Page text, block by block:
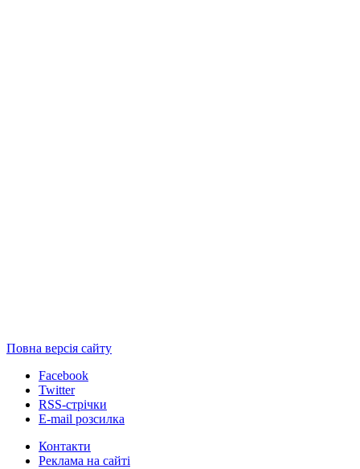
Повна версія сайту
Facebook
Twitter
RSS-стрічки
E-mail розсилка
Контакти
Реклама на сайті